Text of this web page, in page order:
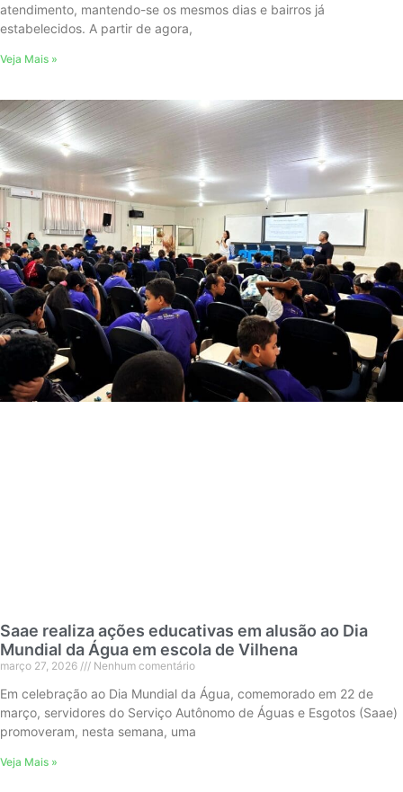
atendimento, mantendo-se os mesmos dias e bairros já
estabelecidos. A partir de agora,
Veja Mais »
Saae realiza ações educativas em alusão ao Dia
Mundial da Água em escola de Vilhena
março 27, 2026 Nenhum comentário
Em celebração ao Dia Mundial da Água, comemorado em 22 de
março, servidores do Serviço Autônomo de Águas e Esgotos (Saae)
promoveram, nesta semana, uma
Veja Mais »